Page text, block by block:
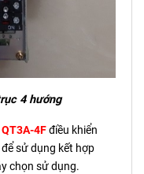
4 hướng
4Fđiều khiển
sử dụng kết hợp
chọn sử dụng.